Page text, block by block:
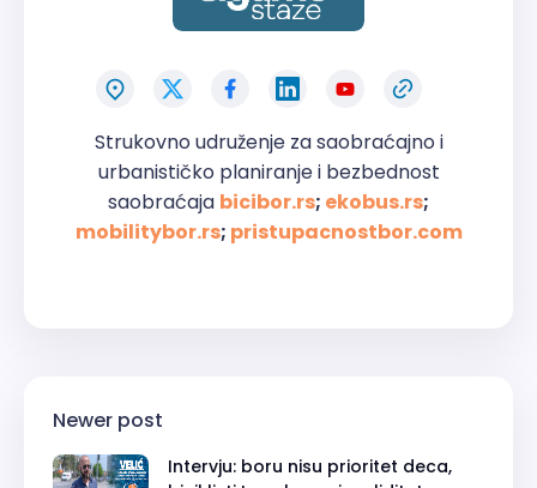
Strukovno udruženje za saobraćajno i
urbanističko planiranje i bezbednost
saobraćaja bicibor.rs; ekobus.rs;
mobilitybor.rs; pristupacnostbor.com
Newer post
Intervju: boru nisu prioritet deca,